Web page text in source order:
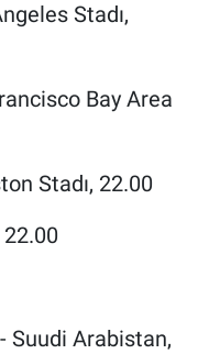
Stadı,
Bay Area
Stadı, 22.00
Suudi Arabistan,